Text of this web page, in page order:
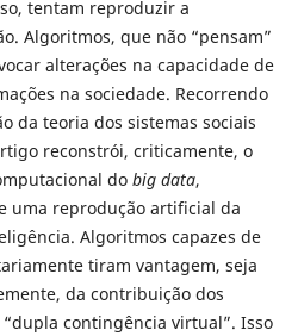
tentam reproduzir a
Algoritmos, que não “pensam”
alterações na capacidade de
na sociedade. Recorrendo
da teoria dos sistemas sociais
reconstrói, criticamente, o
do big data,
uma reprodução artificial da
Algoritmos capazes de
tiram vantagem, seja
da contribuição dos
contingência virtual”. Isso